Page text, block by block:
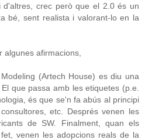
d'altres, crec però que el 2.0 és un
bé, sent realista i valorant-lo en la
algunes afirmacions,
(Artech House) es diu una
que passa amb les etiquetes (p.e.
és que se'n fa abús al principi
etc. Després venen les
de SW. Finalment, quan els
venen les adopcions reals de la